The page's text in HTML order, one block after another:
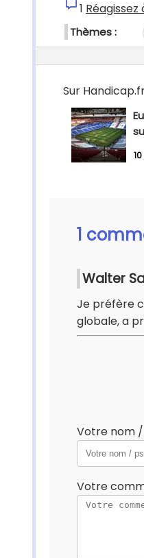
1
Thèmes :
Sur
1
Walter
Je préfère
globale, a
Votre nom
Votre